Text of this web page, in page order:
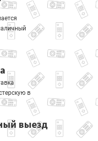
в
выезд